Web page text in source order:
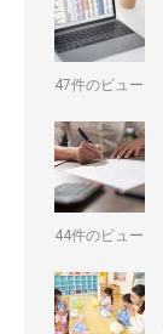
47件のビュー
44件のビュー